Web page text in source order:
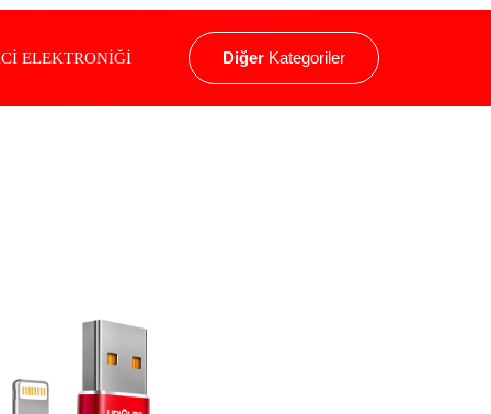
ELEKTRONİĞİ Diğer Kategoriler